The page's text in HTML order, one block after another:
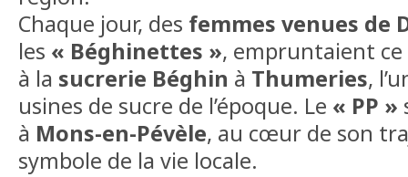
Chaque jour, des femmes venues de
les « Béghinettes », empruntaient
à la sucrerie Béghin à Thumeries,
usines de sucre de l’époque. Le « PP »
à Mons-en-Pévèle, au cœur de son
symbole de la vie locale.